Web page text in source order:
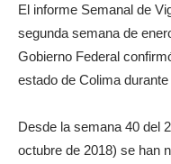
El informe Semanal de
segunda semana de
Gobierno Federal
estado de Colima
Desde la semana 40 del
octubre de 2018) se han